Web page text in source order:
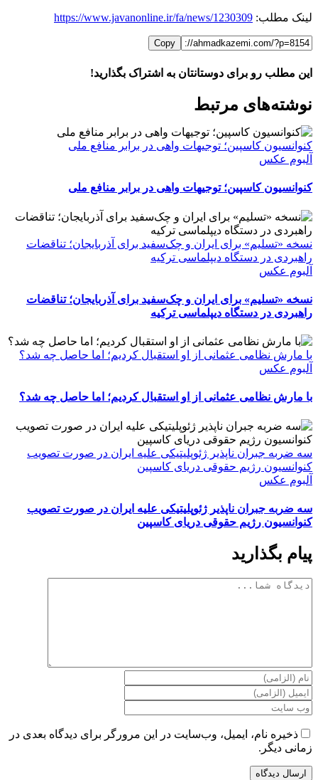
لینک مطلب: https://www.javanonline.ir/fa/news/1230309
Copy
این مطلب رو برای دوستانتان به اشتراک بگذارید!
FacebookX
LinkedIn
WhatsApp
Telegram
ایمیل
نوشته‌‌های مرتبط
کنوانسیون کاسپین؛ توجیهات واهی در برابر منافع ملی
آلبوم عکس
کنوانسیون کاسپین؛ توجیهات واهی در برابر منافع ملی
نسخه «تسلیم» برای ایران و چک‌سفید برای آذربایجان؛ تناقضات
راهبردی در دستگاه دیپلماسی ترکیه
آلبوم عکس
نسخه «تسلیم» برای ایران و چک‌سفید برای آذربایجان؛ تناقضات
راهبردی در دستگاه دیپلماسی ترکیه
با مارش نظامی عثمانی از او استقبال کردیم؛ اما حاصل چه شد؟
آلبوم عکس
با مارش نظامی عثمانی از او استقبال کردیم؛ اما حاصل چه شد؟
سه ضربه جبران ناپذیر ژئوپلیتیکی علیه ایران در صورت تصویب
کنوانسیون رژیم حقوقی دریای کاسپین
آلبوم عکس
سه ضربه جبران ناپذیر ژئوپلیتیکی علیه ایران در صورت تصویب
کنوانسیون رژیم حقوقی دریای کاسپین
پیام بگذارید
دیدگاه
ذخیره نام، ایمیل، وب‌سایت در این مرورگر برای دیدگاه بعدی در
زمانی دیگر.